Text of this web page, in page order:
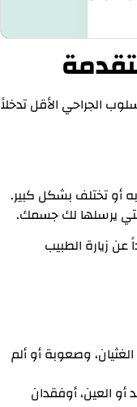
الجراحي الأقل تدخلاً
أو تختلف بشكل كبير.
يرسلها لك جسمك.
زيارة الطبيب
وصعوبة أو ألم
أو العين، أوفقدان